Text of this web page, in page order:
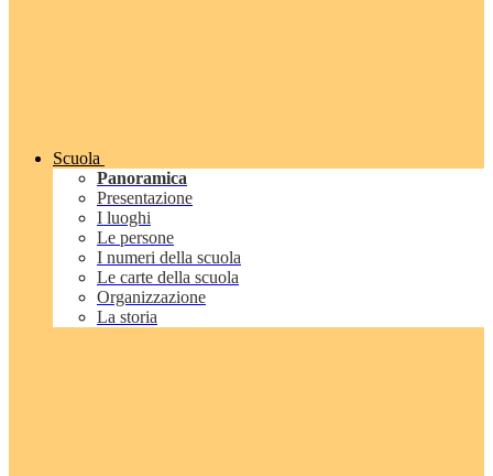
Scuola
Panoramica
Presentazione
I luoghi
Le persone
I numeri della scuola
Le carte della scuola
Organizzazione
La storia